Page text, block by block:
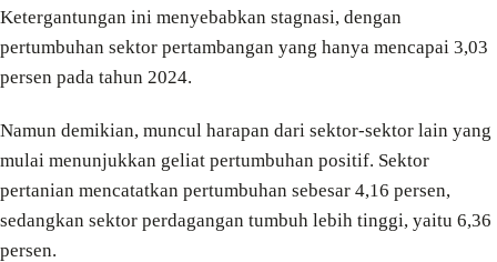
Ketergantungan ini menyebabkan stagnasi, dengan
pertumbuhan sektor pertambangan yang hanya mencapai 3,03
persen pada tahun 2024.
Namun demikian, muncul harapan dari sektor-sektor lain yang
mulai menunjukkan geliat pertumbuhan positif. Sektor
pertanian mencatatkan pertumbuhan sebesar 4,16 persen,
sedangkan sektor perdagangan tumbuh lebih tinggi, yaitu 6,36
persen.